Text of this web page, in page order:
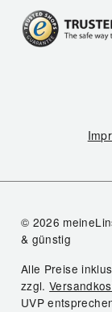
© 2026
& günstig
Alle Preise
zzgl.
UVP